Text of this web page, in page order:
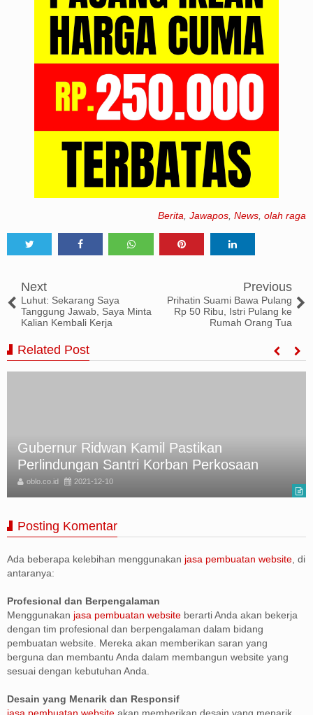
Berita Jawapos News olah raga
Next
Luhut: Sekarang Saya
Tanggung Jawab, Saya Minta
Kalian Kembali Kerja
Previous
Prihatin Suami Bawa Pulang
Rp 50 Ribu, Istri Pulang ke
Rumah Orang Tua
Related Post
Gubernur Ridwan Kamil Pastikan
Perlindungan Santri Korban Perkosaan
oblo.co.id 2021-12-10
Posting Komentar
Ada beberapa kelebihan menggunakan jasa pembuatan website , di
antaranya:
Profesional dan Berpengalaman
Menggunakan jasa pembuatan website berarti Anda akan bekerja
dengan tim profesional dan berpengalaman dalam bidang
pembuatan website. Mereka akan memberikan saran yang
berguna dan membantu Anda dalam membangun website yang
sesuai dengan kebutuhan Anda.
Desain yang Menarik dan Responsif
jasa pembuatan website akan memberikan desain yang menarik